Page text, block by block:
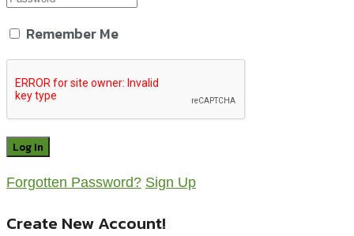
Remember Me
Forgotten Password? Sign Up
Create New Account!